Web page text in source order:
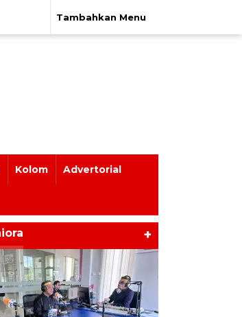
Tambahkan Menu
Kolom Advertorial
+